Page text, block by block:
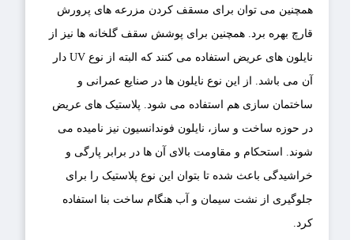
همچنین می توان برای مسقف کردن مزرعه های پرورش
قارچ بهره برد. همچنین برای پوشش سقف گلخانه ها نیز از
نایلون های عریض استفاده می کنند که البته از نوع UV دار
آن می باشد. از این نوع نایلون ها در صنایع عمرانی و
ساختمان سازی هم استفاده می شود. پلاستیک های عریض
در حوزه ساخت و ساز، نایلون فوندانسیون نیز نامیده می
شوند. استحکام و مقاومت بالای آن ها در برابر پارگی و
خراشیدگی باعث شده تا بتوان این نوع پلاستیک را برای
جلوگیری از نشت سیمان و آب هنگام ساخت بنا استفاده
کرد.